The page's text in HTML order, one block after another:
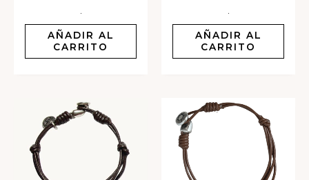
AÑADIR AL
CARRITO
AÑADIR AL
CARRITO